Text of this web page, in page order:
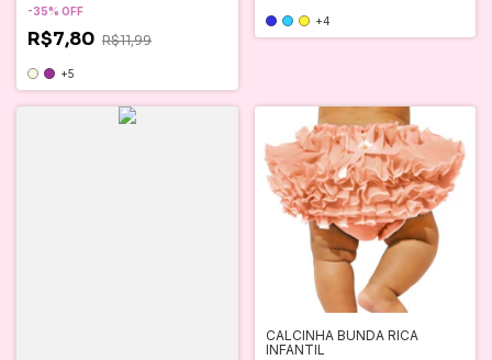
-35% OFF
R$7,80 R$11,99
+5
+4
CALCINHA BUNDA RICA
INFANTIL